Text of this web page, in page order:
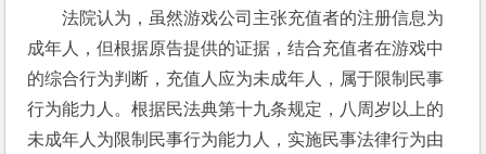
法院认为，虽然游戏公司主张充值者的注册信息为
成年人，但根据原告提供的证据，结合充值者在游戏中
的综合行为判断，充值人应为未成年人，属于限制民事
行为能力人。根据民法典第十九条规定，八周岁以上的
未成年人为限制民事行为能力人，实施民事法律行为由